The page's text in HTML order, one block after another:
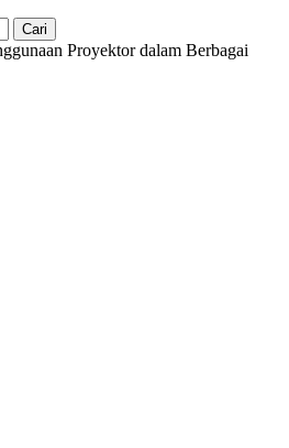
Cari
Proyektor dalam Berbagai